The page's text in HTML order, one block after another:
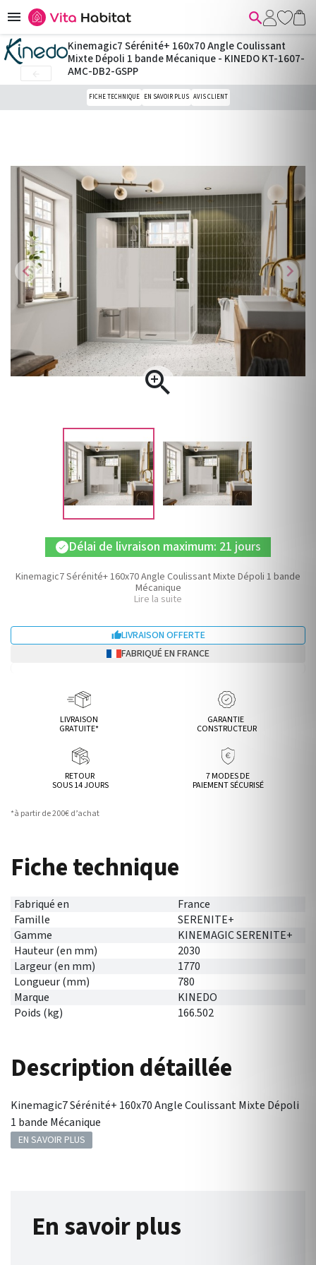
 
chevron_left

chevron_right
Kinemagic7 Sérénité+ 160x70 Angle Coulissant
Mixte Dépoli 1 bande Mécanique - KINEDO KT-1607-
AMC-DB2-GSPP
FICHE TECHNIQUE EN SAVOIR PLUS AVIS CLIENT
check Délai de livraison maximum: 21 jours
Kinemagic7 Sérénité+ 160x70 Angle Coulissant Mixte Dépoli 1 bande
Mécanique
Lire la suite
LIVRAISON OFFERTE
FABRIQUÉ EN FRANCE
LIVRAISON
GRATUITE*
GARANTIE
CONSTRUCTEUR
RETOUR
SOUS 14 JOURS
7 MODES DE
PAIEMENT SÉCURISÉ
*à partir de 200€ d’achat
Fiche technique
Fabriqué en
France
Famille
SERENITE+
Gamme
KINEMAGIC SERENITE+
Hauteur (en mm)
2030
Largeur (en mm)
1770
Longueur (mm)
780
Marque
KINEDO
Poids (kg)
166.502
Description détaillée
Kinemagic7 Sérénité+ 160x70 Angle Coulissant Mixte Dépoli
1 bande Mécanique
EN SAVOIR PLUS
En savoir plus